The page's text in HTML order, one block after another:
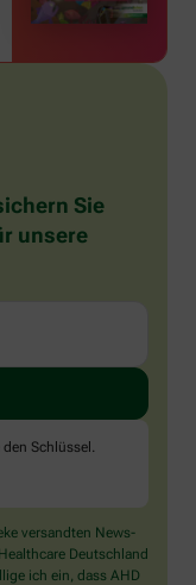
Sie
unsere
den Schlüssel
versandten News-
Deutschland
ich ein, dass AHD